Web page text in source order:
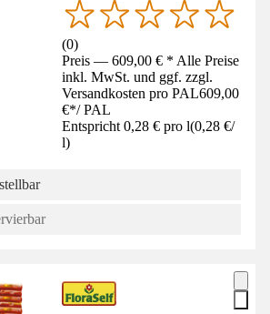
(0)
Preis — 609,00 € * Alle Preise
inkl. MwSt. und ggf. zzgl.
Versandkosten pro PAL609,00
€*/ PAL
Entspricht 0,28 € pro l(0,28 €/
l)